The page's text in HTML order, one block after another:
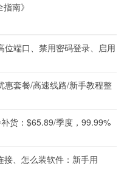
南》
端口、禁用密码登录、启用
惠套餐/高速线路/新手教程整
货：$65.89/季度，99.99%
、怎么装软件：新手用